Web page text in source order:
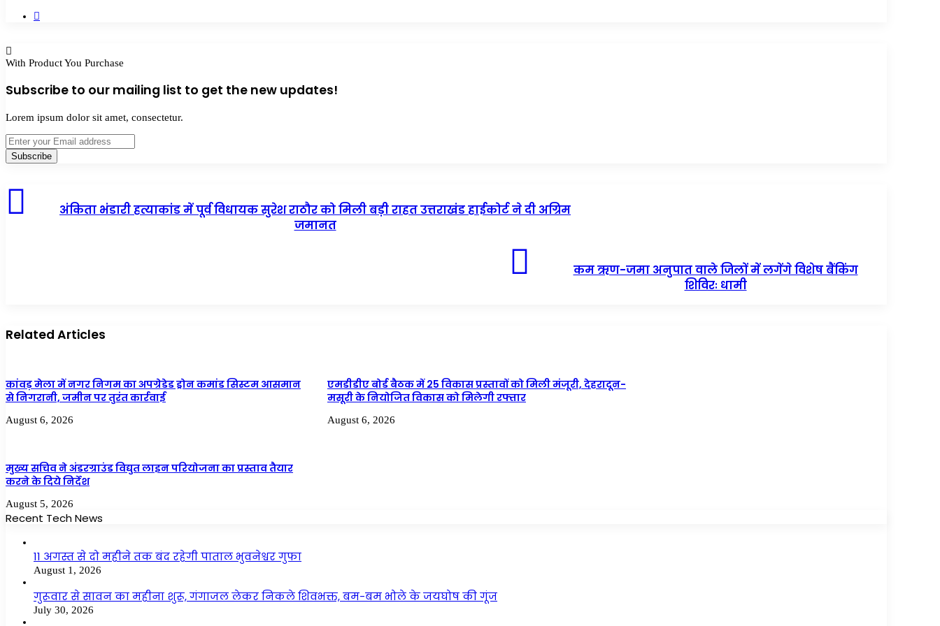
With Product You Purchase
Subscribe to our mailing list to get the new updates!
Lorem ipsum dolor sit amet, consectetur.
Enter
your
Email
अंकिता भंडारी हत्याकांड में पूर्व विधायक सुरेश राठौर को मिली बड़ी राहत उत्तराखंड हाईकोर्ट ने दी अग्रिम
जमानत
कम ऋण-जमा अनुपात वाले जिलों में लगेंगे विशेष बैंकिंग
शिविरः धामी
Related Articles
कांवड़ मेला में नगर निगम का अपग्रेडेड ड्रोन कमांड सिस्टम आसमान
से निगरानी, जमीन पर तुरंत कार्रवाई
August 6, 2026
एमडीडीए बोर्ड बैठक में 25 विकास प्रस्तावों को मिली मंजूरी, देहरादून-
मसूरी के नियोजित विकास को मिलेगी रफ्तार
August 6, 2026
मुख्य सचिव ने अंडरग्राउंड विद्युत लाइन परियोजना का प्रस्ताव तैयार
करने के दिये निर्देश
August 5, 2026
Recent Tech News
11 अगस्त से दो महीने तक बंद रहेगी पाताल भुवनेश्वर गुफा
August 1, 2026
गुरूवार से सावन का महीना शुरू, गंगाजल लेकर निकले शिवभक्त, बम-बम भोले के जयघोष की गूंज
July 30, 2026